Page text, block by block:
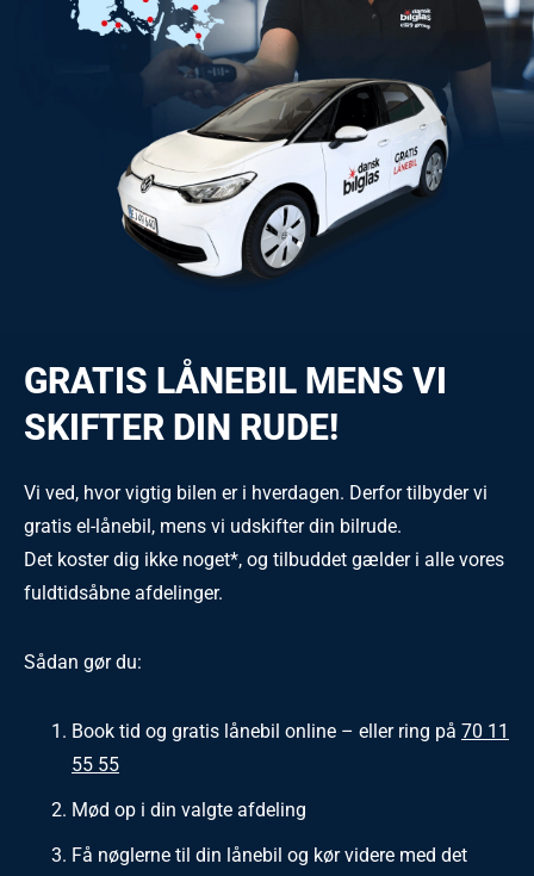
GRATIS LÅNEBIL MENS VI
SKIFTER DIN RUDE!
Vi ved, hvor vigtig bilen er i hverdagen. Derfor tilbyder vi
gratis el-lånebil, mens vi udskifter din bilrude.
Det koster dig ikke noget*, og tilbuddet gælder i alle vores
fuldtidsåbne afdelinger.
Sådan gør du:
Book tid og gratis lånebil online – eller ring på 70 11
55 55
Mød op i din valgte afdeling
Få nøglerne til din lånebil og kør videre med det